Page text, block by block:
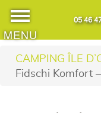
MENU
05 46
CAMPING ÎLE
Fidschi Komfort